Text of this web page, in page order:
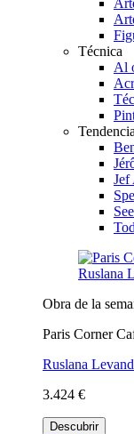
Técnica
Al
Jef
Obra de la
Paris Corner
Ruslana
3.424 €
Descubrir